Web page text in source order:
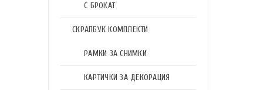
С БРОКАТ
СКРАПБУК КОМПЛЕКТИ
РАМКИ ЗА СНИМКИ
КАРТИЧКИ ЗА ДЕКОРАЦИЯ